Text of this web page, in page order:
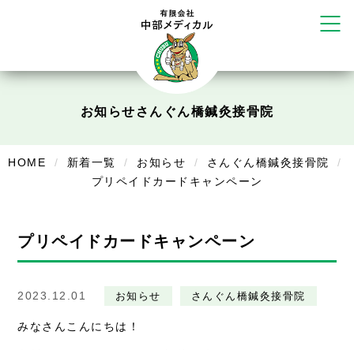
塚店
デイサービスあやめ
美容
美容鍼・コルギ
お知らせ
お知らせ さんぐん橋鍼灸接骨院
HOME 新着一覧 お知らせ
さんぐん橋鍼灸接骨院
プリペイドカードキャンペーン
プリペイドカードキャンペーン
2023.12.01 お知らせ さんぐん橋鍼灸接骨院
みなさんこんにちは！